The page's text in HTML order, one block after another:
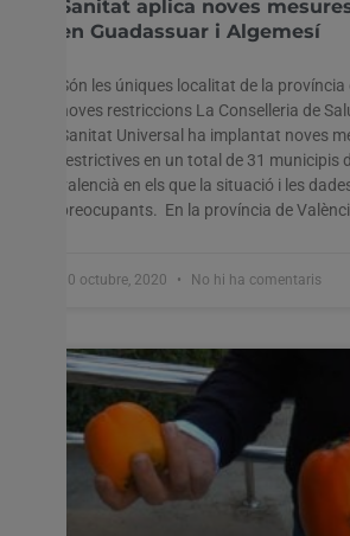
Sanitat aplica noves
en Guadassuar i Algemesí
Són les úniques localitat de la
noves restriccions La Conselleria de
Sanitat Universal ha implantat noves
restrictives en un total de 31 municipis
valencià en els que la situació i les
preocupants. En la província de
30 octubre, 2020 No hi ha comentaris